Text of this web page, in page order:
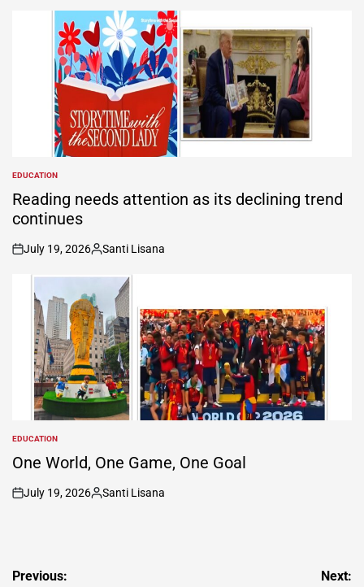
by
POSTED
IN
EDUCATION
Reading needs attention as its declining trend
continues
on
July 19, 2026
Posted
Santi Lisana
POSTED
IN
EDUCATION
One World, One Game, One Goal
on
July 19, 2026
Posted
Santi Lisana
Post
Previous: Next: